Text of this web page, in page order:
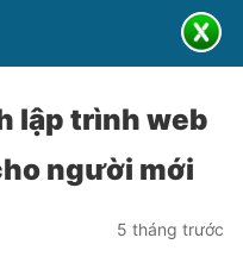
lập trình web
người mới
5 tháng trước